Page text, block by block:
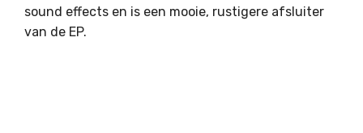
sound effects en is een mooie, rustigere afsluiter
van de EP.